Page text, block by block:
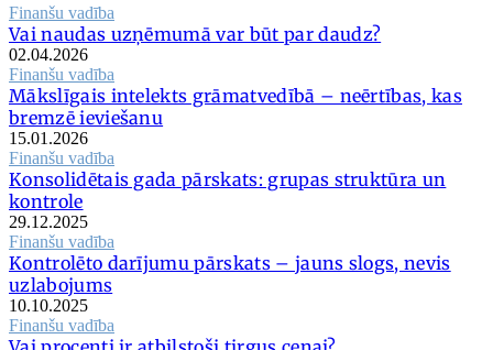
Finanšu vadība
Vai naudas uzņēmumā var būt par daudz?
02.04.2026
Finanšu vadība
Mākslīgais intelekts grāmatvedībā – neērtības, kas
bremzē ieviešanu
15.01.2026
Finanšu vadība
Konsolidētais gada pārskats: grupas struktūra un
kontrole
29.12.2025
Finanšu vadība
Kontrolēto darījumu pārskats – jauns slogs, nevis
uzlabojums
10.10.2025
Finanšu vadība